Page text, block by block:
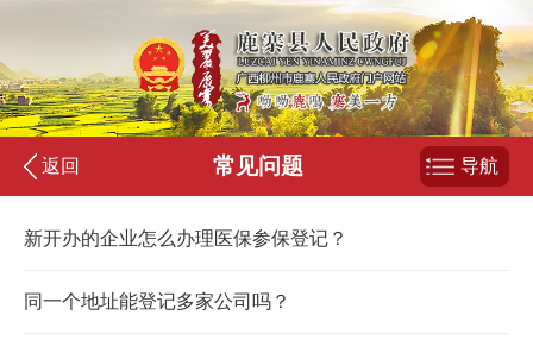
返回 常见问题 导航
新开办的企业怎么办理医保参保登记？
同一个地址能登记多家公司吗？